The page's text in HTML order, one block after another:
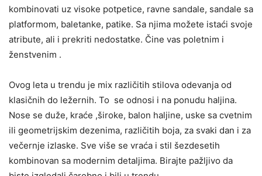
kombinovati uz visoke potpetice, ravne sandale, sandale sa
platformom, baletanke, patike. Sa njima možete istaći svoje
atribute, ali i prekriti nedostatke. Čine vas poletnim i
ženstvenim .
Ovog leta u trendu je mix različitih stilova odevanja od
klasičnih do ležernih. To se odnosi i na ponudu haljina.
Nose se duže, kraće ,široke, balon haljine, uske sa cvetnim
ili geometrijskim dezenima, različitih boja, za svaki dan i za
večernje izlaske. Sve više se vraća i stil šezdesetih
kombinovan sa modernim detaljima. Birajte pažljivo da